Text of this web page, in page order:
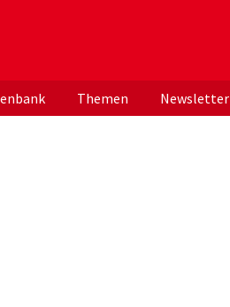
ApothekerInnen
Themen Newsletter